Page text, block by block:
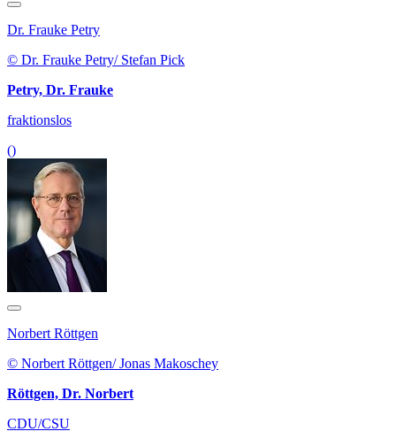
Dr. Frauke Petry
© Dr. Frauke Petry/ Stefan Pick
Petry, Dr. Frauke
fraktionslos
()
Norbert Röttgen
© Norbert Röttgen/ Jonas Makoschey
Röttgen, Dr. Norbert
CDU/CSU